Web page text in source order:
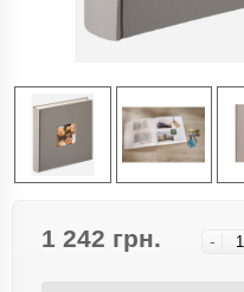
1 242 грн. -